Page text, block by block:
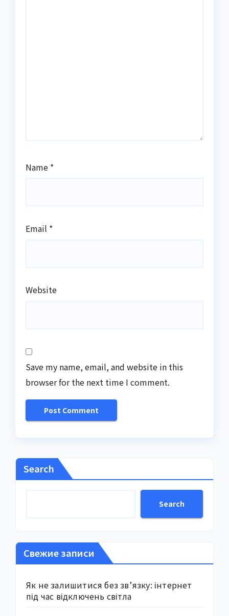
Name *
Email *
Website
Save my name, email, and website in this
browser for the next time I comment.
Search
Search
Свежие записи
Як не залишитися без зв’язку: інтернет
під час відключень світла